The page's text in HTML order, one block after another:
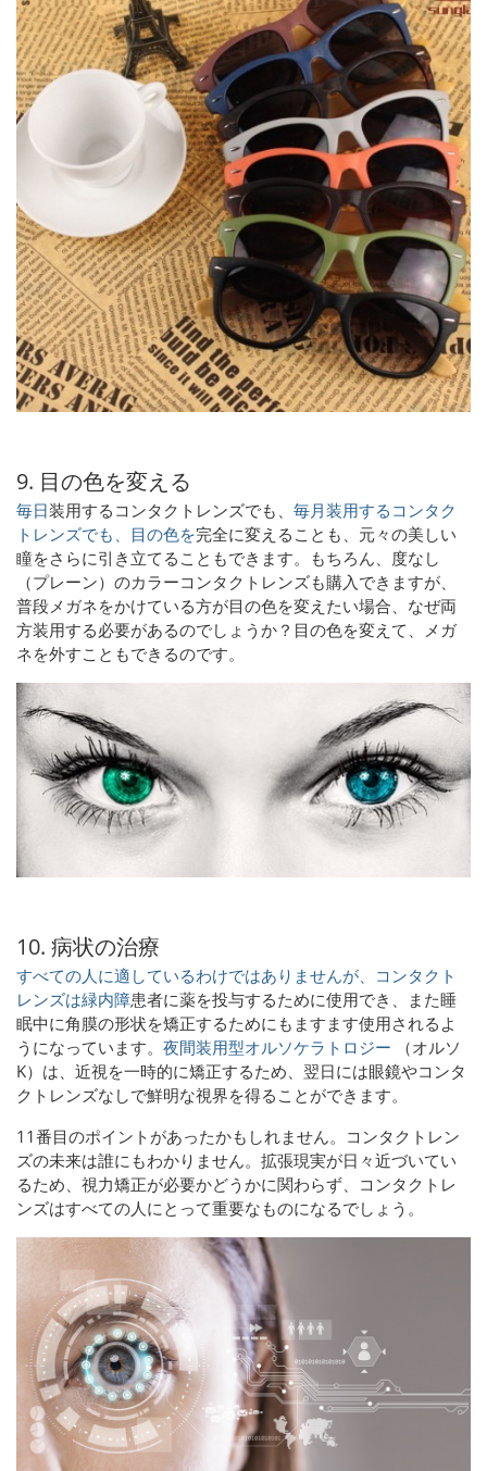
9. 目の色を変える
毎日装用する コンタクトレンズでも
毎月装用するコンタク
トレンズでも、 目の色を完全に変えることも、元々の美しい
瞳をさらに引き立てることもできます。もちろん、度なし
（プレーン）のカラーコンタクトレンズも購入できますが、
普段メガネをかけている方が目の色を変えたい場合、なぜ両
方装用する必要があるのでしょうか？目の色を変えて、メガ
ネを外すこともできるのです。
10. 病状の治療
すべての人に適しているわけではありませんが、コンタクト
レンズは緑内障患者に薬を投与するために使用でき
、また睡
眠中に角膜の形状を矯正するためにもますます使用されるよ
うになっています。 夜間装用型オルソケラトロジー （オルソ
K）は、近視を一時的に矯正するため、翌日には眼鏡やコンタ
クトレンズなしで鮮明な視界を得ることができます。
11番目のポイントがあったかもしれません。コンタクトレン
ズの未来は誰にもわかりません。拡張現実が日々近づいてい
るため、視力矯正が必要かどうかに関わらず、コンタクトレ
ンズはすべての人にとって重要なものになるでしょう。